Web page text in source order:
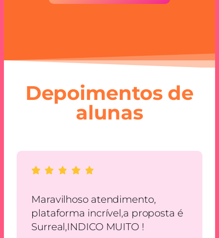
Depoimentos de
alunas
proposta é
Simplesmente amei,
contratempos, e todos
resolvidos da melhor